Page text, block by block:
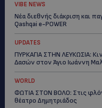
VIBE NEWS
Νέα διεθνής διάκριση και
Qashqai e-POWER
UPDATES
ΠΥΡΚΑΓΙΑ ΣΤΗΝ ΛΕΥΚΩΣΙΑ:
Δασών στον Άγιο Ιωάννη
WORLD
ΦΩΤΙΑ ΣΤΟΝ ΒΟΛΟ: Στις
θέατρο Δημητριάδος